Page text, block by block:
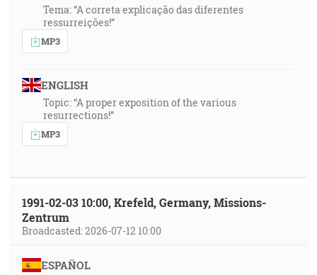
Tema: “A correta explicação das diferentes
ressurreições!”
MP3
ENGLISH
Topic: “A proper exposition of the various
resurrections!”
MP3
1991-02-03 10:00, Krefeld, Germany, Missions-
Zentrum
Broadcasted: 2026-07-12 10:00
ESPAÑOL